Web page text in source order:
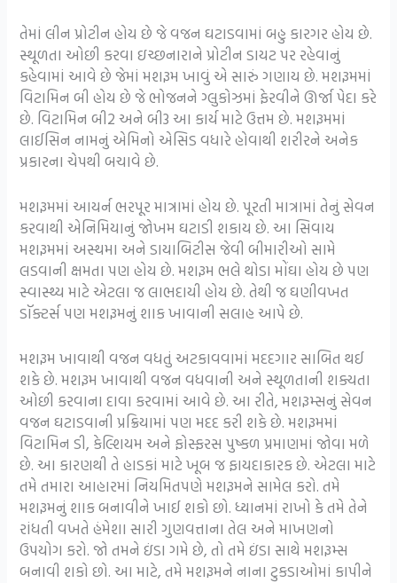
તેમાં લીન પ્રોટીન હોય છે જે વજન ઘટાડવામાં બહુ કારગર હોય છે.
સ્થૂળતા ઓછી કરવા ઇચ્છનારાને પ્રોટીન ડાયટ પર રહેવાનું
કહેવામાં આવે છે જેમાં મશરૂમ ખાવું એ સારું ગણાય છે. મશરૂમમાં
વિટામિન બી હોય છે જે ભોજનને ગ્લુકોઝમાં ફેરવીને ઊર્જા પેદા કરે
છે. વિટામિન બી2 અને બી3 આ કાર્ય માટે ઉત્તમ છે. મશરૂમમાં
લાઈસિન નામનું એમિનો એસિડ વધારે હોવાથી શરીરને અનેક
પ્રકારના ચેપથી બચાવે છે.
મશરૂમમાં આયર્ન ભરપૂર માત્રામાં હોય છે. પૂરતી માત્રામાં તેનું સેવન
કરવાથી એનિમિયાનું જોખમ ઘટાડી શકાય છે. આ સિવાય
મશરૂમમાં અસ્થમા અને ડાયાબિટીસ જેવી બીમારીઓ સામે
લડવાની ક્ષમતા પણ હોય છે. મશરૂમ ભલે થોડા મોંઘા હોય છે પણ
સ્વાસ્થ્ય માટે એટલા જ લાભદાયી હોય છે. તેથી જ ઘણીવખત
ડૉક્ટર્સ પણ મશરૂમનું શાક ખાવાની સલાહ આપે છે.
મશરૂમ ખાવાથી વજન વધતું અટકાવવામાં મદદગાર સાબિત થઈ
શકે છે. મશરૂમ ખાવાથી વજન વધવાની અને સ્થૂળતાની શક્યતા
ઓછી કરવાના દાવા કરવામાં આવે છે. આ રીતે, મશરૂમ્સનું સેવન
વજન ઘટાડવાની પ્રક્રિયામાં પણ મદદ કરી શકે છે. મશરૂમમાં
વિટામિન ડી, કેલ્શિયમ અને ફોસ્ફરસ પુષ્કળ પ્રમાણમાં જોવા મળે
છે. આ કારણથી તે હાડકાં માટે ખૂબ જ ફાયદાકારક છે. એટલા માટે
તમે તમારા આહારમાં નિયમિતપણે મશરૂમને સામેલ કરો. તમે
મશરૂમનું શાક બનાવીને ખાઈ શકો છો. ધ્યાનમાં રાખો કે તમે તેને
રાંધતી વખતે હંમેશા સારી ગુણવત્તાના તેલ અને માખણનો
ઉપયોગ કરો. જો તમને ઇંડા ગમે છે, તો તમે ઇંડા સાથે મશરૂમ્સ
બનાવી શકો છો. આ માટે, તમે મશરૂમને નાના ટુકડાઓમાં કાપીને